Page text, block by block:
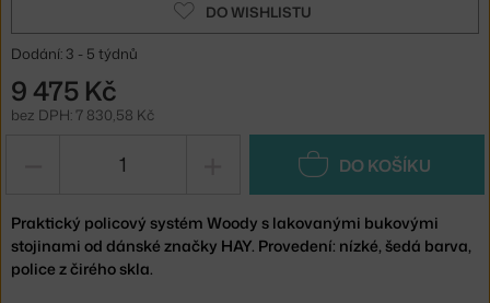
DO WISHLISTU
Dodání: 3 - 5 týdnů
9 475 Kč
bez DPH: 7 830,58 Kč
DO KOŠÍKU
Praktický policový systém Woody s lakovanými bukovými
stojinami od dánské značky HAY. Provedení: nízké, šedá barva,
police z čirého skla.